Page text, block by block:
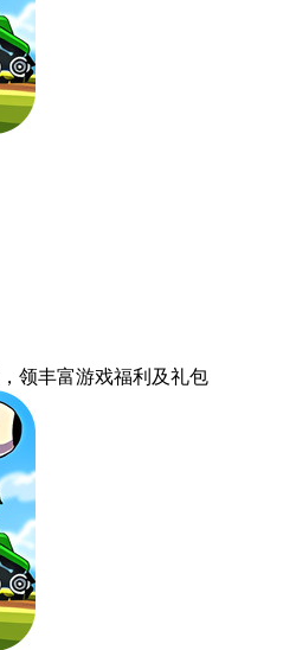
，领丰富游戏福利 及礼包